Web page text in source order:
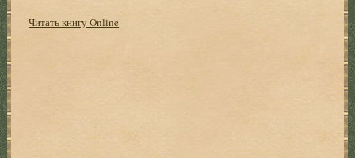
Читать книгу Online